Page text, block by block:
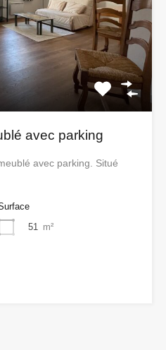
avec parking
avec parking. Situé
51
m²